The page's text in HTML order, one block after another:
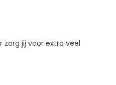
zorg jij voor extra veel